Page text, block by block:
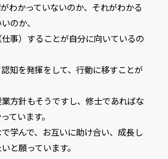
わかっていないのか、それがわかる
のか、
事）することが自分に向いているの
知を発揮をして、行動に移すことが
方針もそうですし、修士であればな
ています。
学んで、お互いに助け合い、成長し
と願っています。